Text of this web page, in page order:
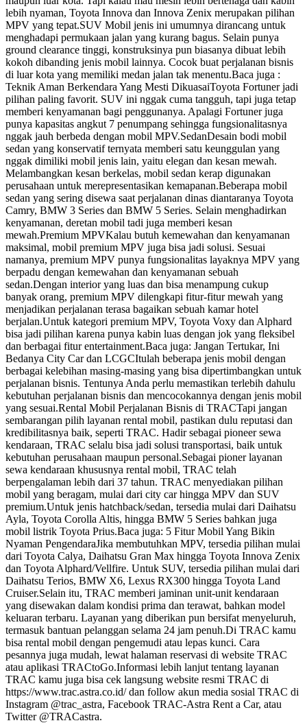
lebih nyaman, Toyota Innova dan Innova Zenix merupakan pilihan
MPV yang tepat.SUV Mobil jenis ini umumnya dirancang untuk
menghadapi permukaan jalan yang kurang bagus. Selain punya
ground clearance tinggi, konstruksinya pun biasanya dibuat lebih
kokoh dibanding jenis mobil lainnya. Cocok buat perjalanan bisnis
di luar kota yang memiliki medan jalan tak menentu.Baca juga :
Teknik Aman Berkendara Yang Mesti DikuasaiToyota Fortuner jadi
pilihan paling favorit. SUV ini nggak cuma tangguh, tapi juga tetap
memberi kenyamanan bagi penggunanya. Apalagi Fortuner juga
punya kapasitas angkut 7 penumpang sehingga fungsionalitasnya
nggak jauh berbeda dengan mobil MPV.SedanDesain bodi mobil
sedan yang konservatif ternyata memberi satu keunggulan yang
nggak dimiliki mobil jenis lain, yaitu elegan dan kesan mewah.
Melambangkan kesan berkelas, mobil sedan kerap digunakan
perusahaan untuk merepresentasikan kemapanan.Beberapa mobil
sedan yang sering disewa saat perjalanan dinas diantaranya Toyota
Camry, BMW 3 Series dan BMW 5 Series. Selain menghadirkan
kenyamanan, deretan mobil tadi juga memberi kesan
mewah.Premium MPVKalau butuh kemewahan dan kenyamanan
maksimal, mobil premium MPV juga bisa jadi solusi. Sesuai
namanya, premium MPV punya fungsionalitas layaknya MPV yang
berpadu dengan kemewahan dan kenyamanan sebuah
sedan.Dengan interior yang luas dan bisa menampung cukup
banyak orang, premium MPV dilengkapi fitur-fitur mewah yang
menjadikan perjalanan terasa bagaikan sebuah kamar hotel
berjalan.Untuk kategori premium MPV, Toyota Voxy dan Alphard
bisa jadi pilihan karena punya kabin luas dengan jok yang fleksibel
dan berbagai fitur entertainment.Baca juga: Jangan Tertukar, Ini
Bedanya City Car dan LCGCItulah beberapa jenis mobil dengan
berbagai kelebihan masing-masing yang bisa dipertimbangkan untuk
perjalanan bisnis. Tentunya Anda perlu memastikan terlebih dahulu
kebutuhan perjalanan bisnis dan mencocokannya dengan jenis mobil
yang sesuai.Rental Mobil Perjalanan Bisnis di TRACTapi jangan
sembarangan pilih layanan rental mobil, pastikan dulu reputasi dan
kredibilitasnya baik, seperti TRAC. Hadir sebagai pioneer sewa
kendaraan, TRAC selalu bisa jadi solusi transportasi, baik untuk
kebutuhan perusahaan maupun personal.Sebagai pioner layanan
sewa kendaraan khususnya rental mobil, TRAC telah
berpengalaman lebih dari 37 tahun. TRAC menyediakan pilihan
mobil yang beragam, mulai dari city car hingga MPV dan SUV
premium.Untuk jenis hatchback/sedan, tersedia mulai dari Daihatsu
Ayla, Toyota Corolla Altis, hingga BMW 5 Series bahkan juga
mobil listrik Toyota Prius.Baca juga: 5 Fitur Mobil Yang Bikin
Nyaman PengendaraJika membutuhkan MPV, tersedia pilihan mulai
dari Toyota Calya, Daihatsu Gran Max hingga Toyota Innova Zenix
dan Toyota Alphard/Vellfire. Untuk SUV, tersedia pilihan mulai dari
Daihatsu Terios, BMW X6, Lexus RX300 hingga Toyota Land
Cruiser.Selain itu, TRAC memberi jaminan unit-unit kendaraan
yang disewakan dalam kondisi prima dan terawat, bahkan model
keluaran terbaru. Layanan yang diberikan pun bersifat menyeluruh,
termasuk bantuan pelanggan selama 24 jam penuh.Di TRAC kamu
bisa rental mobil dengan pengemudi atau lepas kunci. Cara
pesannya juga mudah, lewat halaman reservasi di website TRAC
atau aplikasi TRACtoGo.Informasi lebih lanjut tentang layanan
TRAC kamu juga bisa cek langsung website resmi TRAC di
https://www.trac.astra.co.id/ dan follow akun media sosial TRAC di
Instagram @trac_astra, Facebook TRAC-Astra Rent a Car, atau
Twitter @TRACastra.